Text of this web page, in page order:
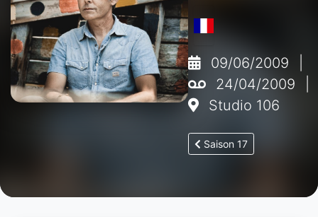
09/06/2009
24/04/2009
Studio 106
Saison 17